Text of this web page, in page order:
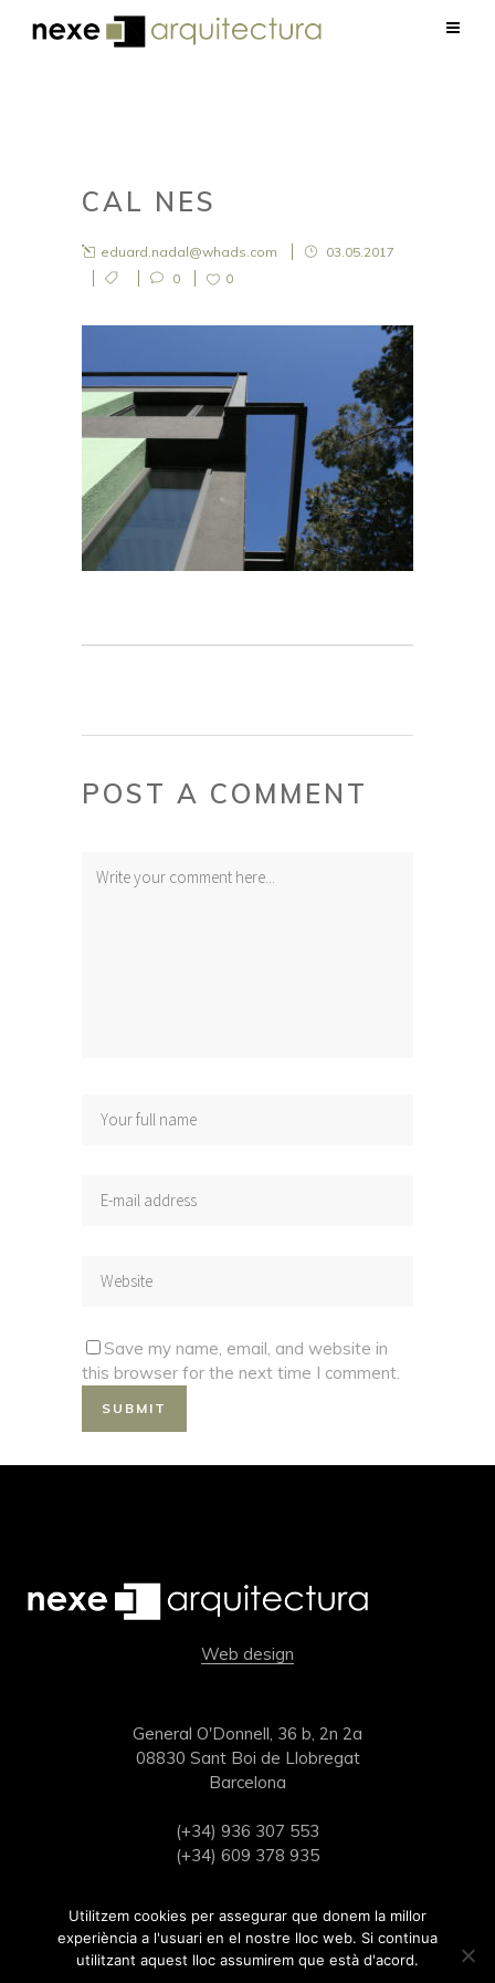
CAL NES
eduard.nadal@whads.com
03.05.2017
0
0
POST A COMMENT
Save my name, email, and website in
this browser for the next time I comment.
Web design
General O'Donnell, 36 b, 2n 2a
08830 Sant Boi de Llobregat
Barcelona
(+34) 936 307 553
(+34) 609 378 935
Utilitzem cookies per assegurar que donem la millor
experiència a l'usuari en el nostre lloc web. Si continua
utilitzant aquest lloc assumirem que està d'acord.